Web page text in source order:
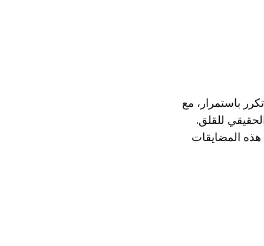
باستمرار، مع
للقلق.
المضايقات